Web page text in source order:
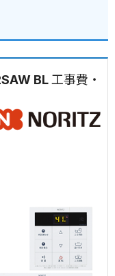
BL 工事費・